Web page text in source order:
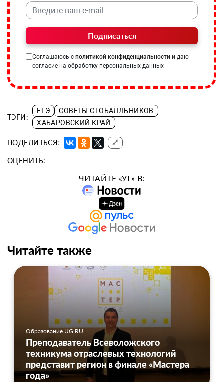
Подписаться
Соглашаюсь с политикой конфиденциальности и даю
согласие на обработку персональных данных
ТЭГИ:
ЕГЭ
СОВЕТЫ СТОБАЛЛЬНИКОВ
ХАБАРОВСКИЙ КРАЙ
ПОДЕЛИТЬСЯ: 🔗
ОЦЕНИТЬ:
ЧИТАЙТЕ «УГ» В:
Читайте также
Образование UG.RU
Преподаватель Всеволожского
техникума отраслевых технологий
представит регион в финале «Мастера
года»